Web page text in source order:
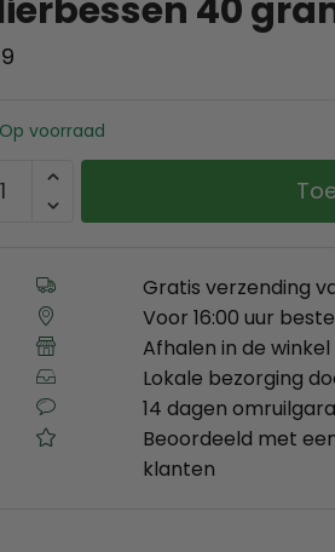
40
Op voorraad
Gratis verzending
Voor 16:00 uur
Afhalen in de winkel
Lokale bezorging
14 dagen
Beoordeeld met
klanten